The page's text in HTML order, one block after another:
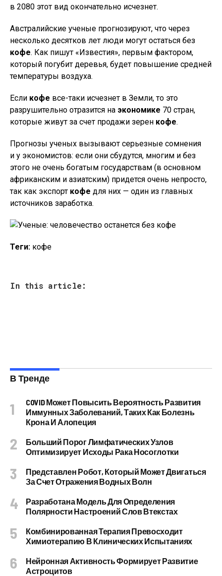
в 2080 этот вид окончательно исчезнет.
Австралийские ученые прогнозируют, что через
несколько десятков лет люди могут остаться без
кофе. Как пишут «Известия», первым фактором,
который погубит деревья, будет повышение средней
температуры воздуха.
Если кофе все-таки исчезнет в Земли, то это
разрушительно отразится на экономике 70 стран,
которые живут за счет продажи зерен кофе.
Прогнозы ученых вызывают серьезные сомнения
и у экономистов: если они сбудутся, многим и без
этого не очень богатым государствам (в основном
африканским и азиатским) придется очень непросто,
так как экспорт кофе для них — один из главных
источников заработка.
Теги: кофе
In this article:
В Тренде
COVID Может Повысить Вероятность Развития
Иммунных Заболеваний, Таких Как Болезнь
Крона И Алопеция
Больший Порог Лимфатических Узлов
Оптимизирует Исходы Рака Носоглотки
Представлен Робот, Который Может Двигаться
За Счет Отражения Водных Волн
Разработана Модель Для Определения
Полярности Настроений Слов Втекстах
Комбинированная Терапия Превосходит
Химиотерапию В Клинических Испытаниях
Нейронная Активность Формирует Развитие
Астроцитов